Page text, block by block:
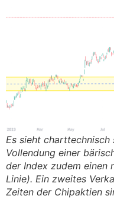
Es sieht charttechnisch
Vollendung einer
der Index zudem
Linie). Ein zweites
Zeiten der Chipaktien